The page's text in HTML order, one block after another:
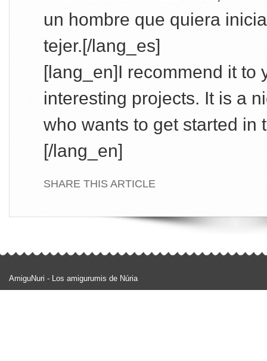
un hombre que quiera
tejer.[/lang_es]
[lang_en]I recommend it to
interesting projects. It is a
who wants to get started in
[/lang_en]
SHARE THIS ARTICLE
AmiguNuri - Los amigurumis de Núria